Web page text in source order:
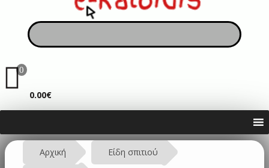
0ΚΑΛΆΘΙ
0.00€
Αρχική Είδη σπιτιού